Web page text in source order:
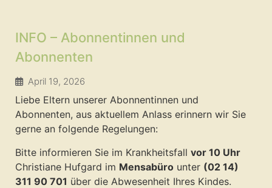
INFO – Abonnentinnen und
Abonnenten
April 19, 2026
Liebe Eltern unserer Abonnentinnen und
Abonnenten, aus aktuellem Anlass erinnern wir Sie
gerne an folgende Regelungen:
Bitte informieren Sie im Krankheitsfall vor 10 Uhr
Christiane Hufgard im Mensabüro unter (02 14)
311 90 701 über die Abwesenheit Ihres Kindes.